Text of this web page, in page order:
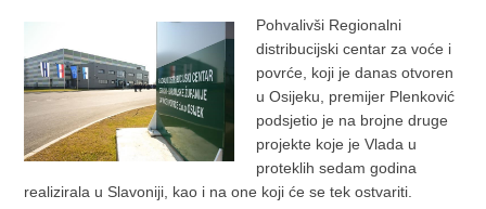
Pohvalivši Regionalni
distribucijski centar za voće i
povrće, koji je danas otvoren
u Osijeku, premijer Plenković
podsjetio je na brojne druge
projekte koje je Vlada u
proteklih sedam godina
realizirala u Slavoniji, kao i na one koji će se tek ostvariti.